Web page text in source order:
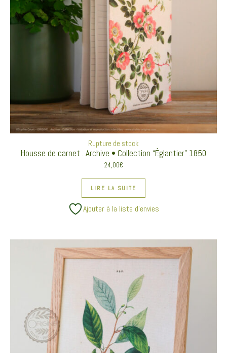
Rupture de stock
Housse de carnet . Archive • Collection “Églantier” 1850
24,00€
LIRE LA SUITE
Ajouter à la liste d’envies